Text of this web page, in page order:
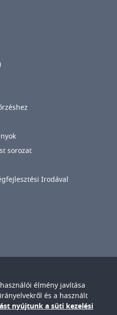
élmény javítása
és a használt
nyújtunk a süti kezelési
IMAGE
sorozat
Irodával